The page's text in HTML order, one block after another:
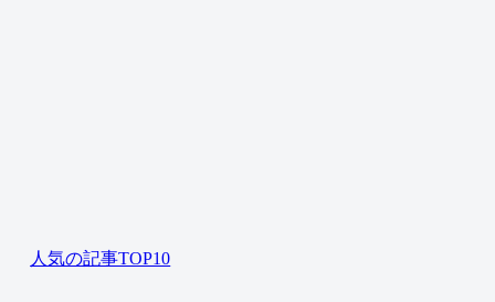
人気の記事TOP10